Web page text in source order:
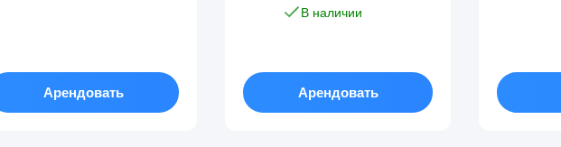
Арендовать
В наличии
Арендовать